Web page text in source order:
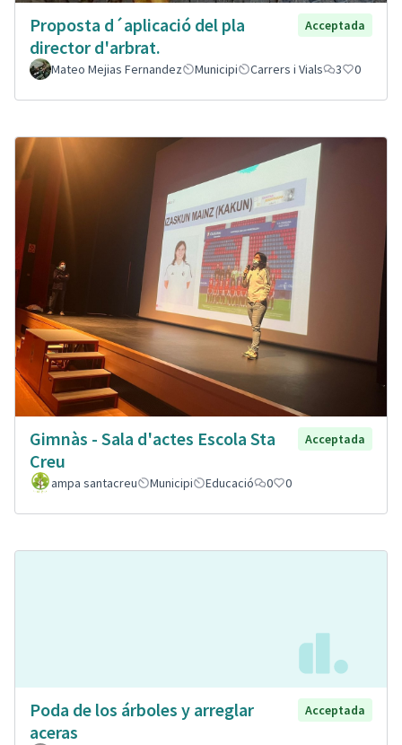
Proposta d´aplicació del pla
director d'arbrat.
Acceptada
Mateo Mejias Fernandez Municipi Carrers i Vials 3 0
Gimnàs - Sala d'actes Escola Sta
Creu
Acceptada
ampa santacreu Municipi Educació 0 0
Poda de los árboles y arreglar
aceras
Acceptada